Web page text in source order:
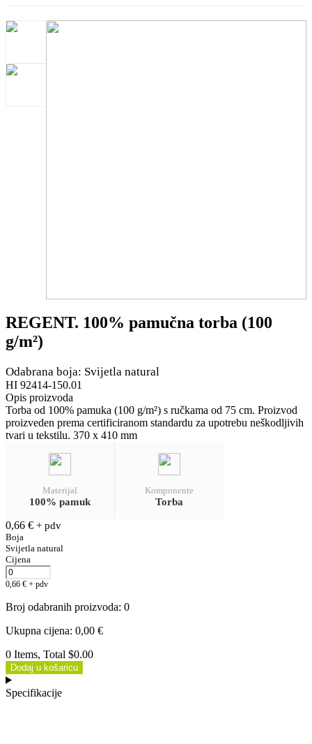
REGENT. 100% pamučna torba (100
g/m²)
Odabrana boja: Svijetla natural
HI 92414-150.01
Opis proizvoda
Torba od 100% pamuka (100 g/m²) s ručkama od 75 cm. Proizvod
proizveden prema certificiranom standardu za upotrebu neškodljivih
tvari u tekstilu. 370 x 410 mm
Materijal
100% pamuk
Komponente
Torba
0,66 € + pdv
Boja
Svijetla natural
Cijena
0,66 € + pdv
Broj odabranih proizvoda: 0
Ukupna cijena: 0,00 €
0 Items, Total $0.00
Dodaj u košaricu
Specifikacije